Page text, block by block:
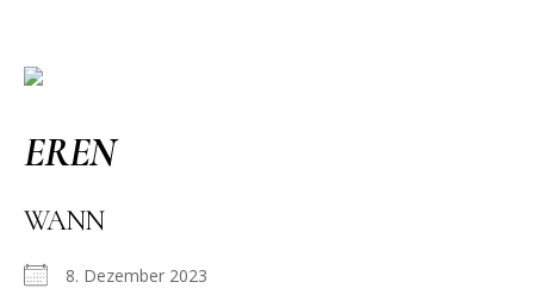
EREN
WANN
8. Dezember 2023